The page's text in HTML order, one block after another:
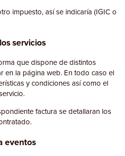
impuesto, así se indicaría (IGIC o
servicios
que dispone de distintos
en la página web. En todo caso el
y condiciones así como el
factura se detallaran los
eventos